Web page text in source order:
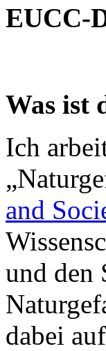
EUCC-
Was ist
Ich
and
und den
dabei